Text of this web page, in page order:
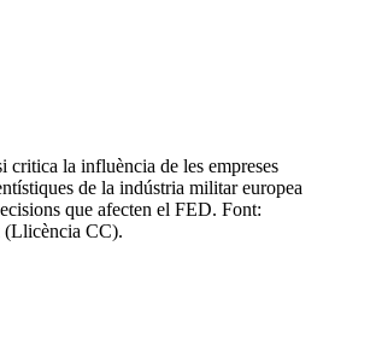
critica la influència de les empreses
de la indústria militar europea
que afecten el FED. Font:
(Llicència CC).